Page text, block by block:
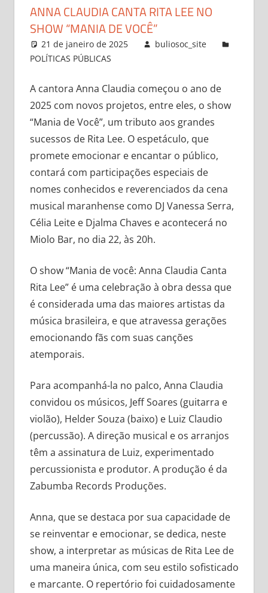
ANNA CLAUDIA CANTA RITA LEE NO
SHOW “MANIA DE VOCÊ”
21 de janeiro de 2025
buliosoc_site
POLÍTICAS PÚBLICAS
A cantora Anna Claudia começou o ano de
2025 com novos projetos, entre eles, o show
“Mania de Você”, um tributo aos grandes
sucessos de Rita Lee. O espetáculo, que
promete emocionar e encantar o público,
contará com participações especiais de
nomes conhecidos e reverenciados da cena
musical maranhense como DJ Vanessa Serra,
Célia Leite e Djalma Chaves e acontecerá no
Miolo Bar, no dia 22, às 20h.
O show “Mania de você: Anna Claudia Canta
Rita Lee” é uma celebração à obra dessa que
é considerada uma das maiores artistas da
música brasileira, e que atravessa gerações
emocionando fãs com suas canções
atemporais.
Para acompanhá-la no palco, Anna Claudia
convidou os músicos, Jeff Soares (guitarra e
violão), Helder Souza (baixo) e Luiz Claudio
(percussão). A direção musical e os arranjos
têm a assinatura de Luiz, experimentado
percussionista e produtor. A produção é da
Zabumba Records Produções.
Anna, que se destaca por sua capacidade de
se reinventar e emocionar, se dedica, neste
show, a interpretar as músicas de Rita Lee de
uma maneira única, com seu estilo sofisticado
e marcante. O repertório foi cuidadosamente